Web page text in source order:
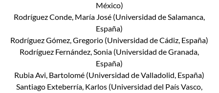
México)
Rodríguez Conde, María José (Universidad de Salamanca,
España)
Rodríguez Gómez, Gregorio (Universidad de Cádiz, España)
Rodríguez Fernández, Sonia (Universidad de Granada,
España)
Rubia Avi, Bartolomé (Universidad de Valladolid, España)
Santiago Exteberría, Karlos (Universidad del País Vasco,